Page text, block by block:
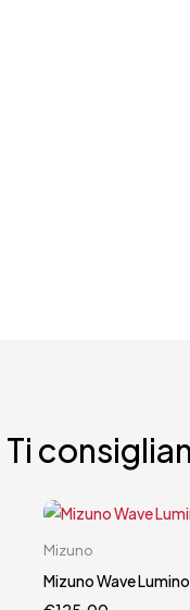
Ti
38
Mizuno
Mizuno Wave